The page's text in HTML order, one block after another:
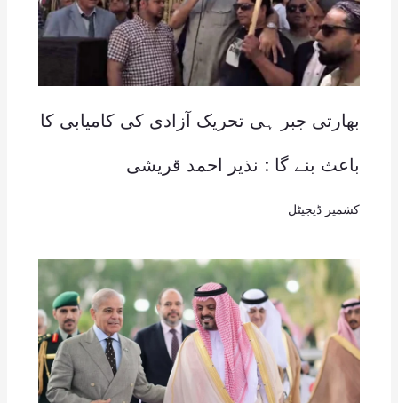
بھارتی جبر ہی تحریک آزادی کی کامیابی کا
باعث بنے گا : نذیر احمد قریشی
کشمیر ڈیجیٹل